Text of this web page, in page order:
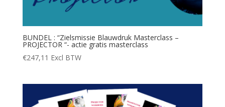
BUNDEL : “Zielsmissie Blauwdruk Masterclass –
PROJECTOR “- actie gratis masterclass
€247,11 Excl BTW